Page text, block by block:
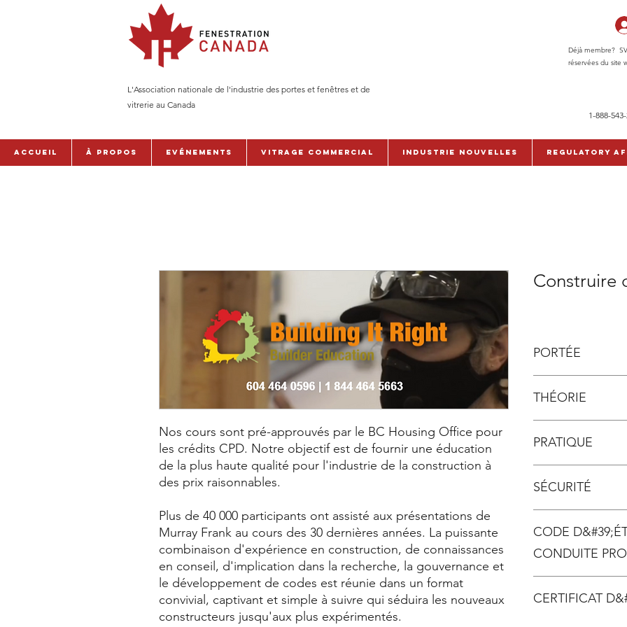
L'Association nationale de l'industrie des portes et fenêtres et de
vitrerie au Canada
Déjà membre?
réservées du site
1-888-
Accueil À PROPOS Evénements Vitrage commercial Industrie Nouvelles Regulatory
Nos cours sont pré-approuvés par le BC Housing Office pour
les crédits CPD. Notre objectif est de fournir une éducation
de la plus haute qualité pour l'industrie de la construction à
des prix raisonnables.
Plus de 40 000 participants ont assisté aux présentations de
Murray Frank au cours des 30 dernières années. La puissante
combinaison d'expérience en construction, de connaissances
en conseil, d'implication dans la recherche, la gouvernance et
le développement de codes est réunie dans un format
convivial, captivant et simple à suivre qui séduira les nouveaux
constructeurs jusqu'aux plus expérimentés.
Construire
PORTÉE
CSA-A440.4-07
CSA A440.4-19
Autres : Toutes
latérales
THÉORIE
Sur place (chez le
vérification de la
Autre :
PRATIQUE
Sur place (chez le
participant)
d'achèvement
Autre :
SÉCURITÉ
Sur place (chez
En ligne
Certificat
d'achèvement
CODE
CONDUITE
CERTIFICAT